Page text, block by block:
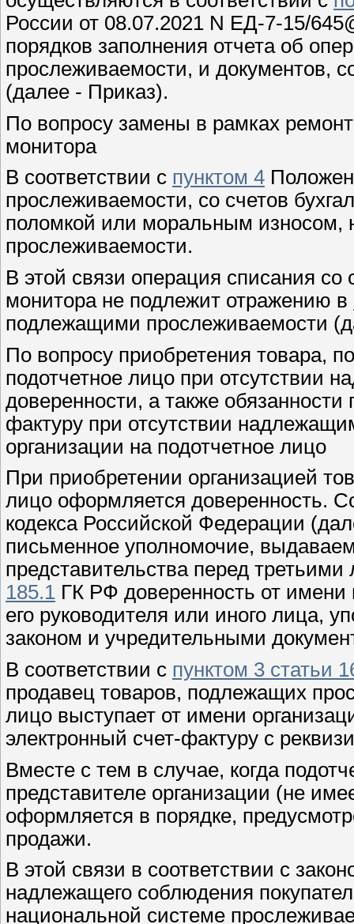
России от 08.07.2021 N ЕД-7-15/
порядков заполнения отчета об
прослеживаемости, и документов,
(далее - Приказ).
По вопросу замены в рамках
монитора
В соответствии с пунктом 4
прослеживаемости, со счетов
поломкой или моральным износом,
прослеживаемости.
В этой связи операция списания со
монитора не подлежит отражению в
подлежащими прослеживаемости
По вопросу приобретения товара,
подотчетное лицо при отсутствии
доверенности, а также
фактуру при отсутствии
организации на подотчетное лицо
При приобретении организацией
лицо оформляется доверенность.
кодекса Российской Федерации
письменное уполномочие,
представительства перед
185.1 ГК РФ доверенность от
его руководителя или иного лица,
законом и учредительными
В соответствии с пунктом 3 статьи
продавец товаров, подлежащих
лицо выступает от имени
электронный счет-фактуру с
Вместе с тем в случае, когда
представителе организации (не
оформляется в порядке,
продажи.
В этой связи в соответствии с
надлежащего соблюдения
национальной системе